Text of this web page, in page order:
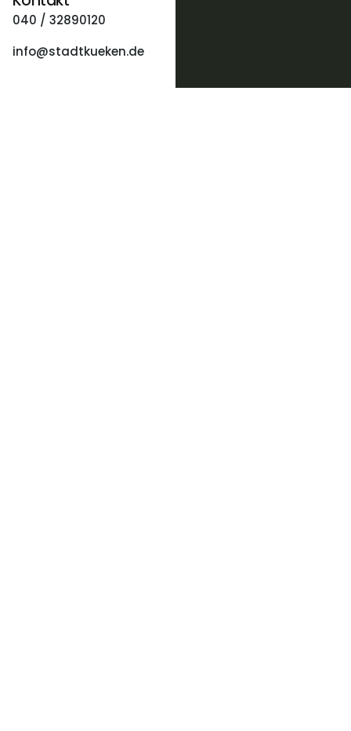
040 / 32890120
info@stadtkueken.de